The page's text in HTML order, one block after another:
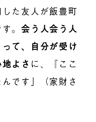
た友人が飯豊町
す。会う人会う人
て、自分が受け
よさ に、『ここ
です」（家財さ